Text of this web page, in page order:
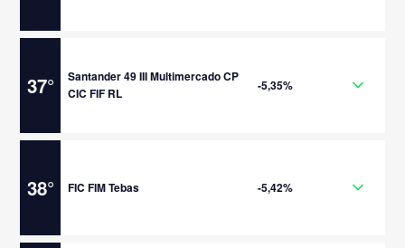
37°
Santander 49 III Multimercado CP
CIC FIF RL
-5,35%
38° FIC FIM Tebas -5,42%